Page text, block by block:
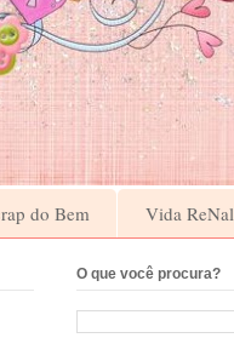
do Bem Vida ReNal
O que você procura?